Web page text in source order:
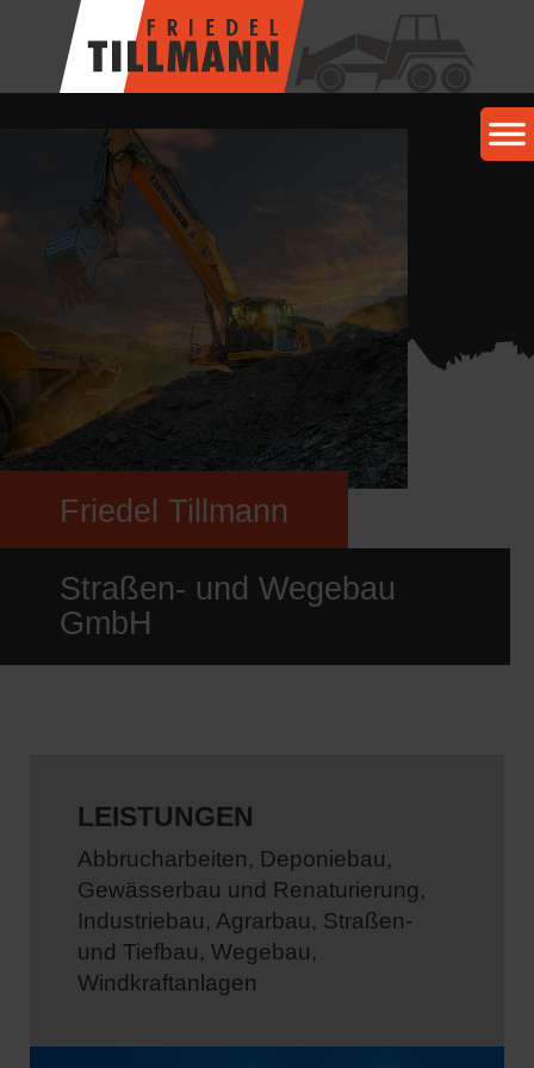
Friedel Tillmann
Straßen- und Wegebau
GmbH
LEISTUNGEN
Abbrucharbeiten, Deponiebau,
Gewässerbau und Renaturierung,
Industriebau, Agrarbau, Straßen-
und Tiefbau, Wegebau,
Windkraftanlagen